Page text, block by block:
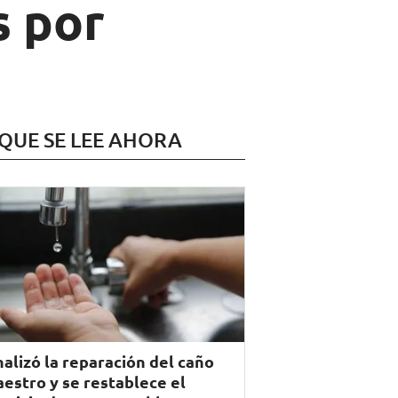
por
SE LEE AHORA
la reparación del caño
y se restablece el